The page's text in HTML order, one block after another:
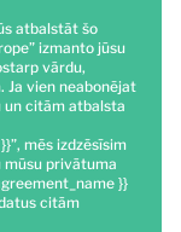
atbalstāt šo
izmanto jūsu
vārdu,
Ja vien neabonējat
un citām atbalsta
mēs izdzēsīsim
mūsu privātuma
}}
citām